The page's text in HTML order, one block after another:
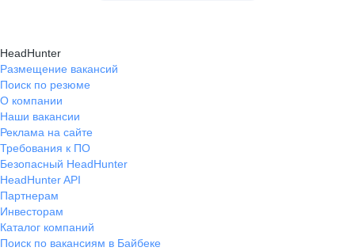
HeadHunter
Размещение вакансий
Поиск по резюме
О компании
Наши вакансии
Реклама на сайте
Требования к ПО
Безопасный HeadHunter
HeadHunter API
Партнерам
Инвесторам
Каталог компаний
Поиск по вакансиям в Байбеке